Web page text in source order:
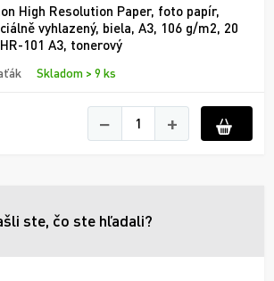
High Resolution Paper, foto papír,
vyhlazený, biela, A3, 106 g/m2, 20
101 A3, tonerový
Skladom > 9 ks
− +
ste, čo ste hľadali?